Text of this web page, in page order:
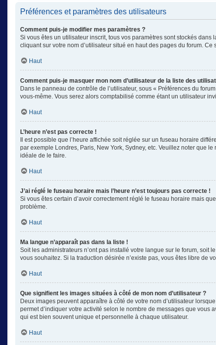
Préférences et paramètres des utilisateurs
Comment puis-je modifier mes paramètres ?
Si vous êtes un utilisateur inscrit, tous vos paramètres sont stockés
cliquant sur votre nom d’utilisateur situé en haut des pages du forum.
Haut
Comment puis-je masquer mon nom d’utilisateur de la liste des
Dans le panneau de contrôle de l’utilisateur, sous « Préférences du
vous-même. Vous serez alors comptabilisé comme étant un utilisateur
Haut
L’heure n’est pas correcte !
Il est possible que l’heure affichée soit réglée sur un fuseau horaire
par exemple Londres, Paris, New York, Sydney, etc. Veuillez noter que
idéale de le faire.
Haut
J’ai réglé le fuseau horaire mais l’heure n’est toujours pas correcte !
Si vous êtes certain d’avoir correctement réglé le fuseau horaire mais
problème.
Haut
Ma langue n’apparaît pas dans la liste !
Soit les administrateurs n’ont pas installé votre langue sur le forum, soit
vous souhaitez. Si la traduction désirée n’existe pas, vous êtes libre de
Haut
Que signifient les images situées à côté de mon nom d’utilisateur ?
Deux images peuvent apparaître à côté de votre nom d’utilisateur
permet d’indiquer votre activité selon le nombre de messages que vous
qui est bien souvent unique et personnelle à chaque utilisateur.
Haut